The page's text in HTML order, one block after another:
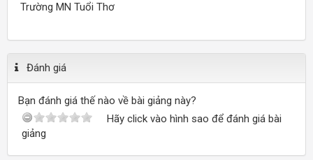
Trường MN Tuổi Thơ
Đánh giá
Bạn đánh giá thế nào về bài giảng này?
Hãy click vào hình sao để đánh giá bài
giảng